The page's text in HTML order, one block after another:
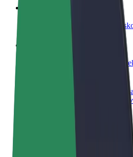
Dostavljaj hrano in prejmi
Dodaj restavracijo ali trgovino
Dosezi več strank in zvišaj
Prijavi se kot lastnik voznega parka
Dodaj svoj vozni park v Bolt in
Boltovi izdelki in storitve za rast